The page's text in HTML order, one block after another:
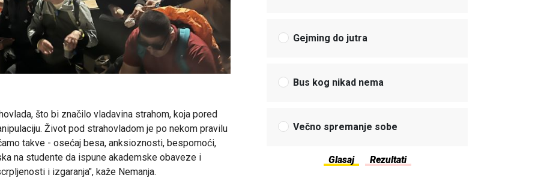
što bi značilo vladavina strahom, koja pored
Život pod strahovladom je po nekom pravilu
takve - osećaj besa, anksioznosti, bespomoći,
na studente da ispune akademske obaveze i
i izgaranja", kaže Nemanja.
Gejming do jutra
Bus kog nikad nema
Večno spremanje sobe